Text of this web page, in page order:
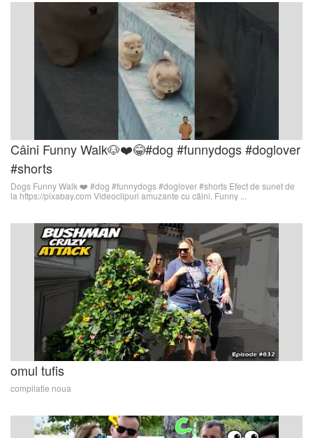
Câini Funny Walk🐶❤️😂#dog #funnydogs #doglover
#shorts
Dogs Funny Walk ❤️ #dog #funnydogs #doglover #shorts Efect de sunet de
la https://pixabay.com Videoclipuri amuzante cu câini, Funny ...
omul tufis
compilatie noua